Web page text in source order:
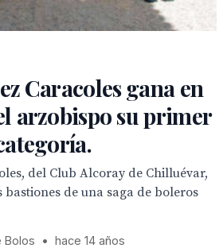
Caracoles gana en
arzobispo su primer
del Club Alcoray de Chilluévar,
bastiones de una saga de boleros
Bolos • hace 14 años